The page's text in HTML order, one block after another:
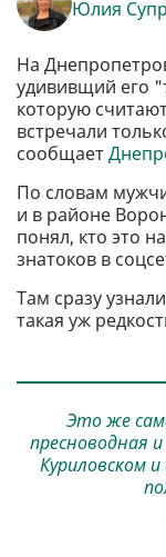
Юлия
На
удививщий его
которую
встречали
сообщает
По словам
и в районе
понял, кто это
знатоков в
Там сразу
такая уж
Это же
пресноводная
Куриловском